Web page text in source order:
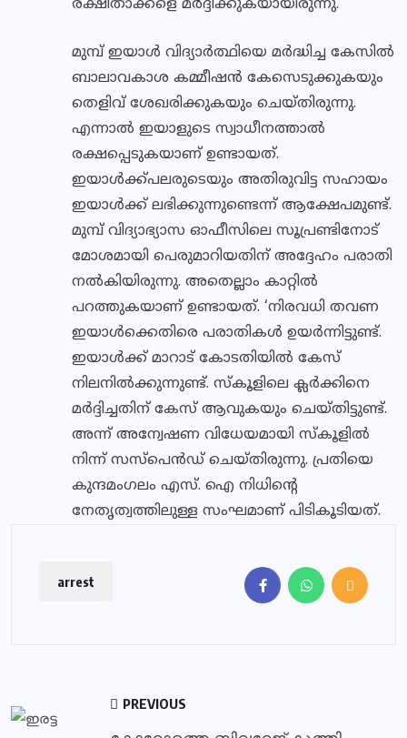
രക്ഷിതാക്കളെ മര്‍ദ്ദിക്കുകയായിരുന്നു.
മുമ്പ് ഇയാള്‍ വിദ്യാര്‍ത്ഥിയെ മര്‍ദ്ധിച്ച കേസില്‍
ബാലാവകാശ കമ്മീഷന്‍ കേസെടുക്കുകയും
തെളിവ് ശേഖരിക്കുകയും ചെയ്തിരുന്നു.
എന്നാല്‍ ഇയാളുടെ സ്വാധീനത്താല്‍
രക്ഷപ്പെടുകയാണ് ഉണ്ടായത്.
ഇയാള്‍ക്ക്പലരുടെയും അതിരുവിട്ട സഹായം
ഇയാള്‍ക്ക് ലഭിക്കുന്നുണ്ടെന്ന് ആക്ഷേപമുണ്ട്.
മുമ്പ് വിദ്യാഭ്യാസ ഓഫീസിലെ സൂപ്രണ്ടിനോട്
മോശമായി പെരുമാറിയതിന് അദ്ദേഹം പരാതി
നല്‍കിയിരുന്നു. അതെല്ലാം കാറ്റില്‍
പറത്തുകയാണ് ഉണ്ടായത്. ‘നിരവധി തവണ
ഇയാള്‍ക്കെതിരെ പരാതികള്‍ ഉയര്‍ന്നിട്ടുണ്ട്.
ഇയാള്‍ക്ക് മാറാട് കോടതിയില്‍ കേസ്
നിലനില്‍ക്കുന്നുണ്ട്. സ്‌കൂളിലെ ക്ലര്‍ക്കിനെ
മര്‍ദ്ദിച്ചതിന് കേസ് ആവുകയും ചെയ്തിട്ടുണ്ട്.
അന്ന് അന്വേഷണ വിധേയമായി സ്‌കൂളില്‍
നിന്ന് സസ്‌പെന്‍ഡ് ചെയ്തിരുന്നു. പ്രതിയെ
കുന്ദമംഗലം എസ്. ഐ നിധിന്റെ
നേതൃത്വത്തിലുള്ള സംഘമാണ് പിടികൂടിയത്.
arrest
PREVIOUS